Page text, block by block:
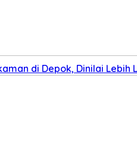
di Depok, Dinilai Lebih